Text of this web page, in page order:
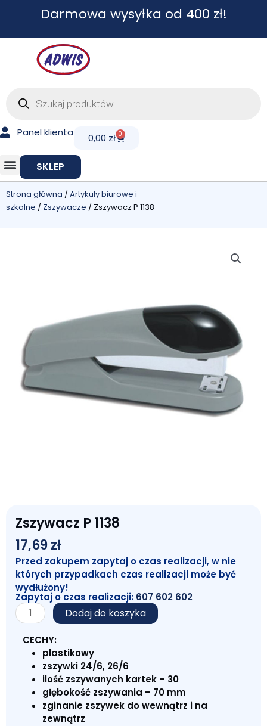
Darmowa wysyłka od 400 zł!
Panel klienta 0,00 zł 0
Cart
SKLEP
Strona główna /Artykuły biurowe i
szkolne / Zszywacze / Zszywacz P 1138
Zszywacz P 1138
17,69zł
Przed zakupem zapytaj o czas realizacji, w nie
których przypadkach czas realizacji może być
wydłużony!
Zapytaj o czas realizacji: 607 602 602
ilość
Zszywacz
Dodaj do koszyka
CECHY:
plastikowy
zszywki 24/6, 26/6
ilość zszywanych kartek – 30
głębokość zszywania – 70 mm
zginanie zszywek do wewnątrz i na
zewnątrz